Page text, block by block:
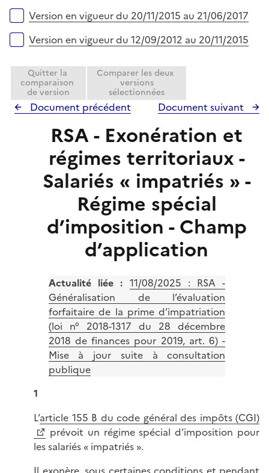
Version en vigueur du 20/11/2015 au 21/06/2017
Version en vigueur du 12/09/2012 au 20/11/2015
Quitter la
comparaison
de version
Comparer les deux
versions
sélectionnées
Document précédent Document suivant
RSA - Exonération et
régimes territoriaux -
Salariés « impatriés » -
Régime spécial
d’imposition - Champ
d’application
Actualité liée : 11/08/2025 : RSA -
Généralisation de l’évaluation
forfaitaire de la prime d’impatriation
(loi n° 2018-1317 du 28 décembre
2018 de finances pour 2019, art. 6) -
Mise à jour suite à consultation
publique
1
L’article 155 B du code général des impôts (CGI)
prévoit un régime spécial d’imposition pour
les salariés « impatriés ».